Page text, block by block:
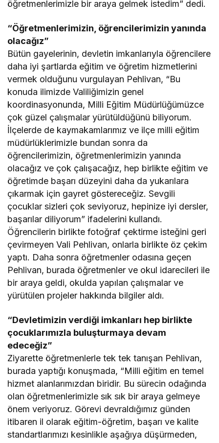
öğretmenlerimizle bir araya gelmek istedim” dedi.
“Öğretmenlerimizin, öğrencilerimizin yanında
olacağız”
Bütün gayelerinin, devletin imkanlarıyla öğrencilere
daha iyi şartlarda eğitim ve öğretim hizmetlerini
vermek olduğunu vurgulayan Pehlivan, “Bu
konuda ilimizde Valiliğimizin genel
koordinasyonunda, Milli Eğitim Müdürlüğümüzce
çok güzel çalışmalar yürütüldüğünü biliyorum.
İlçelerde de kaymakamlarımız ve ilçe milli eğitim
müdürlüklerimizle bundan sonra da
öğrencilerimizin, öğretmenlerimizin yanında
olacağız ve çok çalışacağız, hep birlikte eğitim ve
öğretimde başarı düzeyini daha da yukarılara
çıkarmak için gayret göstereceğiz. Sevgili
çocuklar sizleri çok seviyoruz, hepinize iyi dersler,
başarılar diliyorum” ifadelerini kullandı.
Öğrencilerin birlikte fotoğraf çektirme isteğini geri
çevirmeyen Vali Pehlivan, onlarla birlikte öz çekim
yaptı. Daha sonra öğretmenler odasına geçen
Pehlivan, burada öğretmenler ve okul idarecileri ile
bir araya geldi, okulda yapılan çalışmalar ve
yürütülen projeler hakkında bilgiler aldı.
“Devletimizin verdiği imkanları hep birlikte
çocuklarımızla buluşturmaya devam
edeceğiz”
Ziyarette öğretmenlerle tek tek tanışan Pehlivan,
burada yaptığı konuşmada, “Milli eğitim en temel
hizmet alanlarımızdan biridir. Bu sürecin odağında
olan öğretmenlerimizle sık sık bir araya gelmeye
önem veriyoruz. Görevi devraldığımız günden
itibaren il olarak eğitim-öğretim, başarı ve kalite
standartlarımızı kesinlikle aşağıya düşürmeden,